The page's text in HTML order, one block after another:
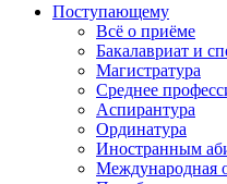
Поступающему
Всё о приёме
Бакалавриат и
Магистратура
Среднее
Аспирантура
Ординатура
Иностранным
Международная